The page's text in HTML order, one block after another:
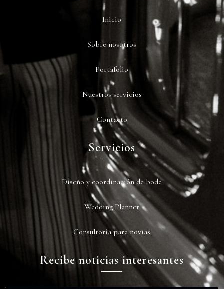
Inicio
Sobre nosotros
Portafolio
Nuestros servicios
Contacto
Servicios
Diseño y coordinación de boda
Wedding Planner
Consultoría para novias
Recibe noticias interesantes